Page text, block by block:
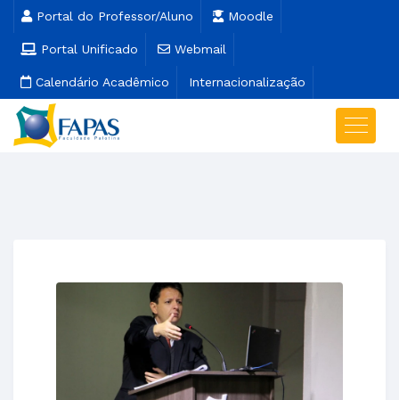
Portal do Professor/Aluno Moodle
Portal Unificado Webmail
Calendário Acadêmico Internacionalização